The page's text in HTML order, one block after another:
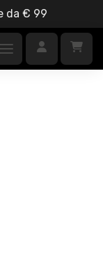
da € 99